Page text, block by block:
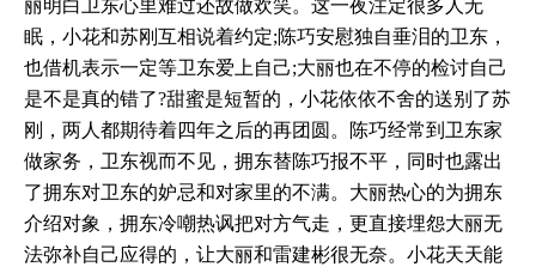
丽明白卫东心里难过还故做欢笑。这一夜注定很多人无
眠，小花和苏刚互相说着约定;陈巧安慰独自垂泪的卫东，
也借机表示一定等卫东爱上自己;大丽也在不停的检讨自己
是不是真的错了?甜蜜是短暂的，小花依依不舍的送别了苏
刚，两人都期待着四年之后的再团圆。陈巧经常到卫东家
做家务，卫东视而不见，拥东替陈巧报不平，同时也露出
了拥东对卫东的妒忌和对家里的不满。大丽热心的为拥东
介绍对象，拥东冷嘲热讽把对方气走，更直接埋怨大丽无
法弥补自己应得的，让大丽和雷建彬很无奈。小花天天能